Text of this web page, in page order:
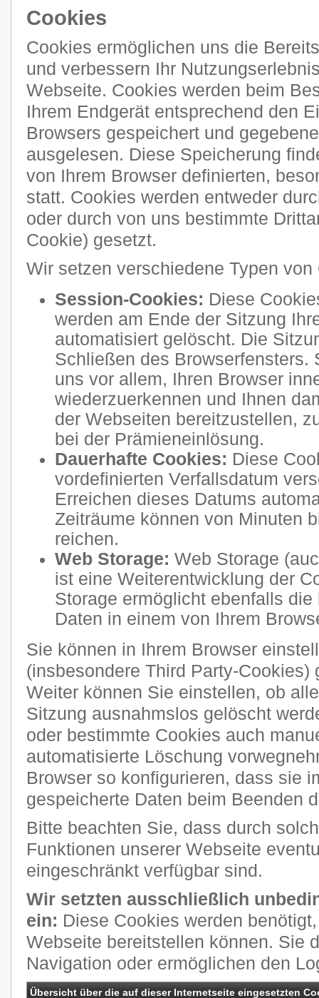
Cookies
Cookies ermöglichen uns die
und verbessern Ihr
Webseite. Cookies werden beim
Ihrem Endgerät entsprechend den
Browsers gespeichert und
ausgelesen. Diese Speicherung
von Ihrem Browser definierten,
statt. Cookies werden entweder
oder durch von uns bestimmte
Cookie) gesetzt.
Wir setzen verschiedene Typen von
Session-Cookies: Diese
werden am Ende der Sitzung
automatisiert gelöscht. Die
Schließen des Browserfensters.
uns vor allem, Ihren Browser
wiederzuerkennen und Ihnen
der Webseiten bereitzustellen,
bei der Prämieneinlösung.
Dauerhafte Cookies: Diese
vordefinierten Verfallsdatum
Erreichen dieses Datums
Zeiträume können von Minuten
reichen.
Web Storage: Web Storage
ist eine Weiterentwicklung der
Storage ermöglicht ebenfalls
Daten in einem von Ihrem
Sie können in Ihrem Browser
(insbesondere Third Party-Cookies)
Weiter können Sie einstellen, ob
Sitzung ausnahmslos gelöscht
oder bestimmte Cookies auch
automatisierte Löschung
Browser so konfigurieren, dass sie
gespeicherte Daten beim Beenden
Bitte beachten Sie, dass durch
Funktionen unserer Webseite
eingeschränkt verfügbar sind.
Wir setzten ausschließlich
ein: Diese Cookies werden
Webseite bereitstellen können. Sie
Navigation oder ermöglichen den
Übersicht über die auf dieser Internetseite eingesetzten